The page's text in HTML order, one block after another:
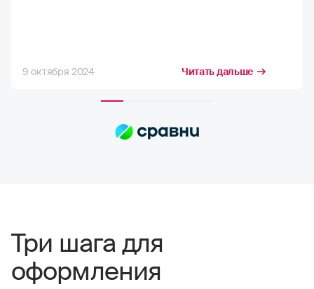
стремлюсь получить максимально
полностью устраивает расчёт страховых
договору, и их хватает на качественный
9 октября 2024 Читать дальше
Три шага для
оформления